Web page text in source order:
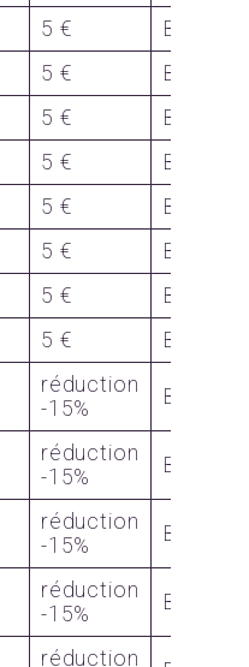
5 €
Bon
5 €
Bon
5 €
Bon
5 €
Bon (2)
5 €
Bon (2)
5 €
Bon (2)
5 €
Bon (2)
5 € Bon (2)
réduction
-15%
Bon
réduction
-15%
Bon
réduction
-15%
Bon
réduction
-15%
Bon
réduction